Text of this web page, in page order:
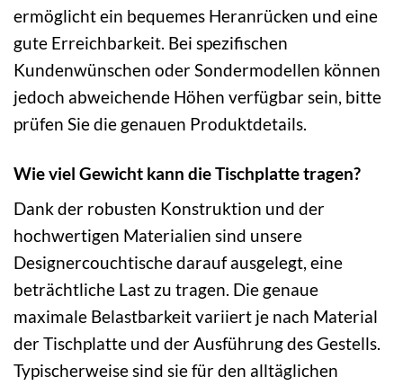
ermöglicht ein bequemes Heranrücken und eine
gute Erreichbarkeit. Bei spezifischen
Kundenwünschen oder Sondermodellen können
jedoch abweichende Höhen verfügbar sein, bitte
prüfen Sie die genauen Produktdetails.
Wie viel Gewicht kann die Tischplatte tragen?
Dank der robusten Konstruktion und der
hochwertigen Materialien sind unsere
Designercouchtische darauf ausgelegt, eine
beträchtliche Last zu tragen. Die genaue
maximale Belastbarkeit variiert je nach Material
der Tischplatte und der Ausführung des Gestells.
Typischerweise sind sie für den alltäglichen